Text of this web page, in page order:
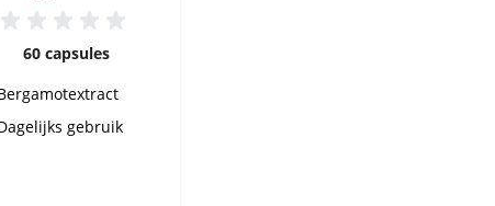
60 capsules
gebruik